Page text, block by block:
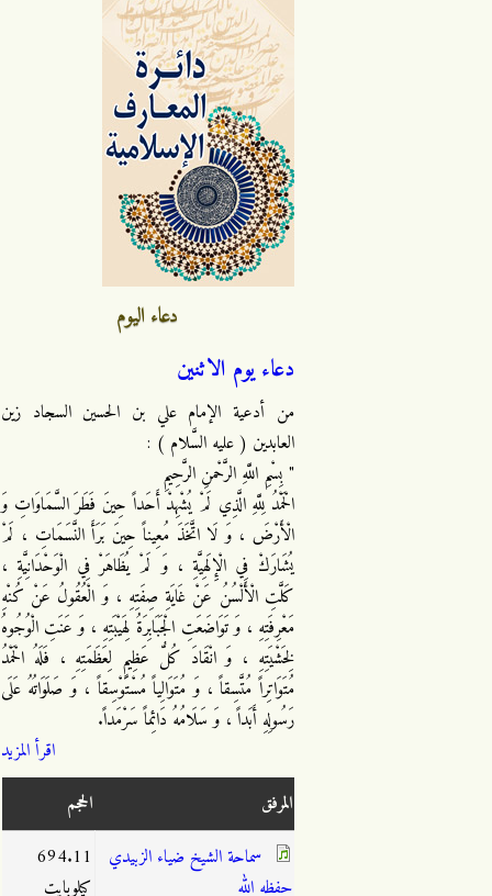
دعاء اليوم
دعاء يوم الاثنين
من أدعية الإمام علي بن الحسين السجاد زين
العابدين ( عليه السَّلام ) :
" بِسْمِ اللَّهِ الرَّحْمنِ الرَّحِيمِ
الْحَمْدُ لِلَّهِ الَّذِي لَمْ يُشْهِدْ أَحَداً حِينَ فَطَرَ السَّمَاوَاتِ وَ
الْأَرْضَ ، وَ لَا اتَّخَذَ مُعِيناً حِينَ بَرَأَ النَّسَمَاتِ ، لَمْ
يُشَارَكْ فِي الْإِلَهِيَّةِ ، وَ لَمْ يُظَاهَرْ فِي الْوَحْدَانِيَّةِ ،
كَلَّتِ الْأَلْسُنُ عَنْ غَايَةِ صِفَتِهِ ، وَ الْعُقُولُ عَنْ كُنْهِ
مَعْرِفَتِهِ ، وَ تَوَاضَعَتِ الْجَبَابِرَةُ لِهَيْبَتِهِ ، وَ عَنَتِ الْوُجُوهُ
لِخَشْيَتِهِ ، وَ انْقَادَ كُلُّ عَظِيمٍ لِعَظَمَتِهِ ، فَلَهُ الْحَمْدُ
مُتَوَاتِراً مُتَّسِقاً ، وَ مُتَوَالِياً مُسْتَوْسِقاً ، وَ صَلَوَاتُهُ عَلَى
رَسُولِهِ أَبَداً ، وَ سَلَامُهُ دَائِماً سَرْمَداً.
اقرأ المزيد
المرفق
الحجم
سماحة الشيخ ضياء الزبيدي
حفظه الله
694.11
كيلوبايت